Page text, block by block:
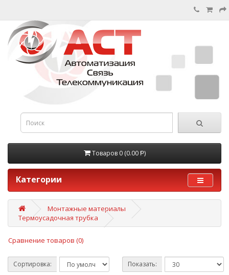
Товаров 0 (0.00 Ᵽ)
Категории
Монтажные материалы
Термоусадочная трубка
Сравнение товаров (0)
Сортировка: Показать: